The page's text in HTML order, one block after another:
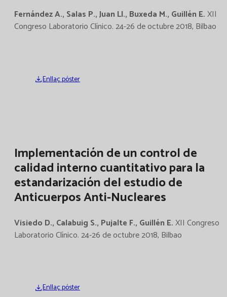
Fernández A., Salas P., Juan Ll., Buxeda M., Guillén E.XII
Congreso Laboratorio Clínico. 24-26 de octubre 2018, Bilbao
Enllaç póster
Implementación de un control de
calidad interno cuantitativo para la
estandarización del estudio de
Anticuerpos Anti-Nucleares
Visiedo D., Calabuig S., Pujalte F., Guillén E.XII Congreso
Laboratorio Clínico. 24-26 de octubre 2018, Bilbao
Enllaç póster